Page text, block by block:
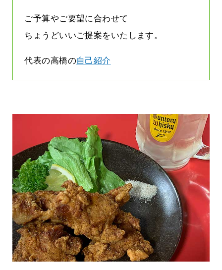
ご予算やご要望に合わせて
ちょうどいいご提案をいたします。
代表の高橋の自己紹介